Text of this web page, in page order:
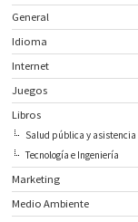
General
Idioma
Internet
Juegos
Libros
Salud pública y
Tecnología e Ingeniería
Marketing
Medio Ambiente